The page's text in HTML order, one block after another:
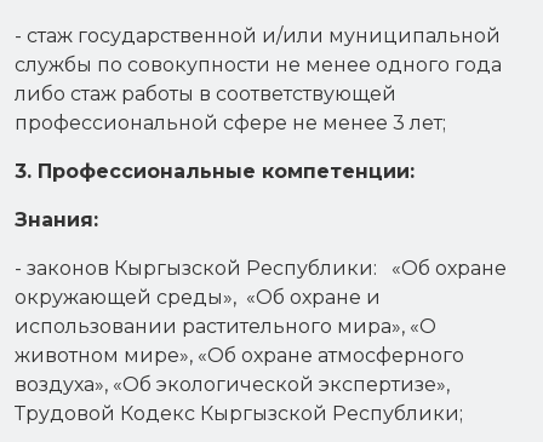
- стаж государственной и/или муниципальной
службы по совокупности не менее одного года
либо стаж работы в соответствующей
профессиональной сфере не менее 3 лет;
3. Профессиональные компетенции:
Знания:
- законов Кыргызской Республики: «Об охране
окружающей среды», «Об охране и
использовании растительного мира», «О
животном мире», «Об охране атмосферного
воздуха», «Об экологической экспертизе»,
Трудовой Кодекс Кыргызской Республики;